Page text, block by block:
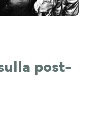
post-